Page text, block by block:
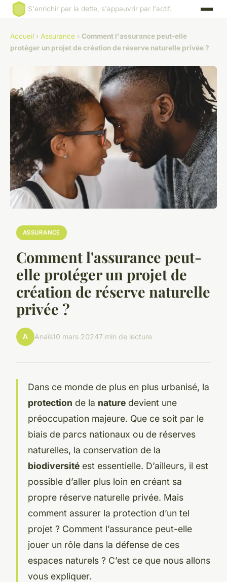
S'enrichir par la dette, s'appauvrir par l'actif.
Accueil › Assurance › Comment l'assurance peut-elle
protéger un projet de création de réserve naturelle privée ?
ASSURANCE
Comment l'assurance peut-
elle protéger un projet de
création de réserve naturelle
privée ?
A Anaïs10 mars 20247 min de lecture
Dans ce monde de plus en plus urbanisé, la
protection de la nature devient une
préoccupation majeure. Que ce soit par le
biais de parcs nationaux ou de réserves
naturelles, la conservation de la
biodiversité est essentielle. D’ailleurs, il est
possible d’aller plus loin en créant sa
propre réserve naturelle privée. Mais
comment assurer la protection d’un tel
projet ? Comment l’assurance peut-elle
jouer un rôle dans la défense de ces
espaces naturels ? C’est ce que nous allons
vous expliquer.